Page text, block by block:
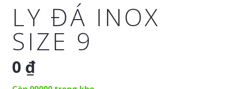
LY ĐÁ INOX
SIZE 9
0 ₫